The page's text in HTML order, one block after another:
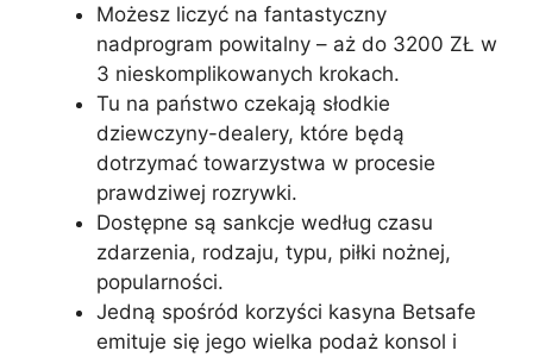
Możesz liczyć na fantastyczny
nadprogram powitalny – aż do 3200 ZŁ w
3 nieskomplikowanych krokach.
Tu na państwo czekają słodkie
dziewczyny-dealery, które będą
dotrzymać towarzystwa w procesie
prawdziwej rozrywki.
Dostępne są sankcje według czasu
zdarzenia, rodzaju, typu, piłki nożnej,
popularności.
Jedną spośród korzyści kasyna Betsafe
emituje się jego wielka podaż konsol i